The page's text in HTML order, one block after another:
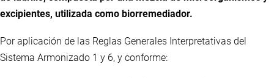
excipientes, utilizada como biorremediador.
Por aplicación de las Reglas Generales Interpretativas del
Sistema Armonizado 1 y 6, y conforme: